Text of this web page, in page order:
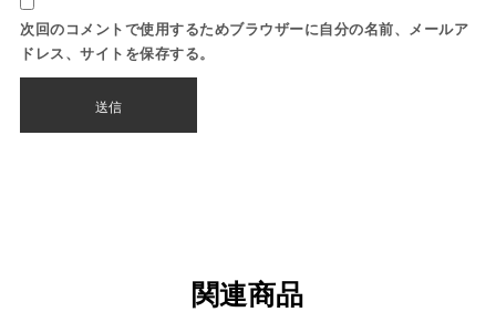
次回のコメントで使用するためブラウザーに自分の名前、メールア
ドレス、サイトを保存する。
関連商品